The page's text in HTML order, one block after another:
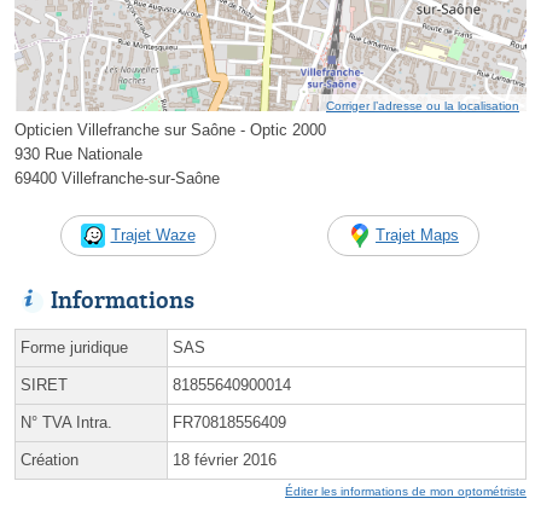
Corriger l’adresse ou la localisation
Opticien Villefranche sur Saône - Optic 2000
930 Rue Nationale
69400 Villefranche-sur-Saône
Trajet Waze Trajet Maps
Informations
Forme juridique SAS
SIRET 81855640900014
N° TVA Intra. FR70818556409
Création 18 février 2016
Éditer les informations de mon optométriste